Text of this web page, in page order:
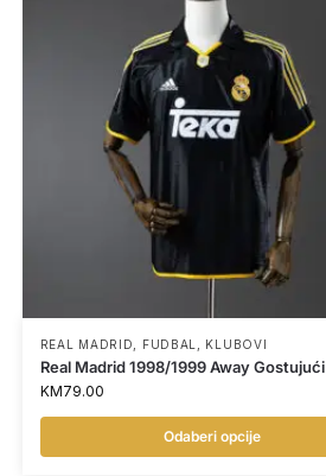
REAL MADRID FUDBAL KLUBOVI
Real Madrid 1998/1999 Away Gostujući
KM79.00
Odaberi opcije